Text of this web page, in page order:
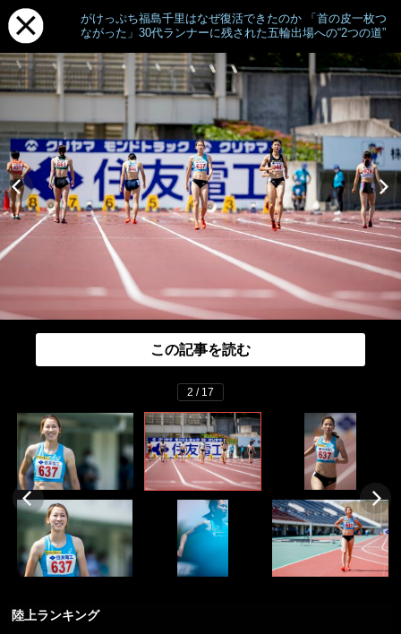
がけっぷち福島千里はなぜ復活できたのか 「首の皮一枚つ
ながった」30代ランナーに残された五輪出場への“2つの道”
この記事を読む
2 / 17
陸上ランキング